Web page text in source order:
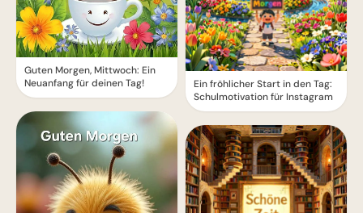
Guten Morgen, Mittwoch: Ein
Neuanfang für deinen Tag!
Ein fröhlicher Start in den Tag:
Schulmotivation für Instagram